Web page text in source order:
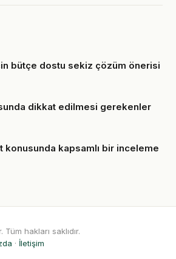
bütçe dostu sekiz çözüm önerisi
dikkat edilmesi gerekenler
konusunda kapsamlı bir inceleme
hakları saklıdır.
· İletişim